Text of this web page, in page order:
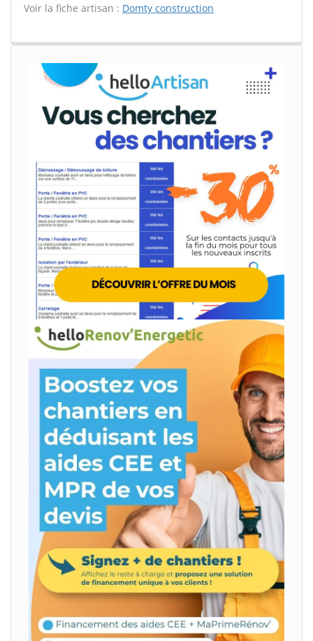
Voir la fiche artisan : Domty construction